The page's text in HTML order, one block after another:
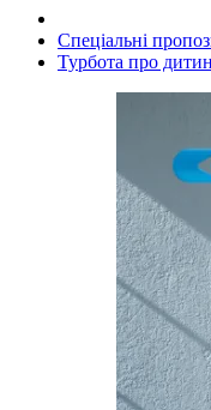
Спеціальні
Турбота про